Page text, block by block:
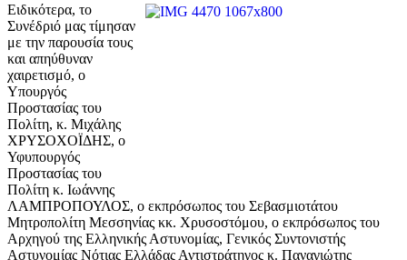
Ειδικότερα, το
Συνέδριό μας τίμησαν
με την παρουσία τους
και απηύθυναν
χαιρετισμό, ο
Υπουργός
Προστασίας του
Πολίτη, κ. Μιχάλης
ΧΡΥΣΟΧΟΪΔΗΣ, ο
Υφυπουργός
Προστασίας του
Πολίτη κ. Ιωάννης
ΛΑΜΠΡΟΠΟΥΛΟΣ, ο εκπρόσωπος του Σεβασμιοτάτου
Μητροπολίτη Μεσσηνίας κκ. Χρυσοστόμου, ο εκπρόσωπος του
Αρχηγού της Ελληνικής Αστυνομίας, Γενικός Συντονιστής
Αστυνομίας Νότιας Ελλάδας Αντιστράτηγος κ. Παναγιώτης